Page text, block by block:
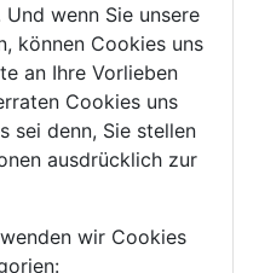
wenn Sie unsere
können Cookies uns
an Ihre Vorlieben
Cookies uns
sei denn, Sie stellen
ausdrücklich zur
wir Cookies